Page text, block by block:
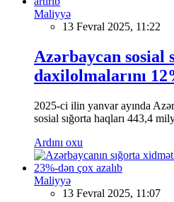
Maliyyə
13 Fevral 2025, 11:22
Azərbaycan sosial
daxilolmalarını
2025-ci ilin yanvar ayında
sosial sığorta haqları 443,4
Ardını oxu
Maliyyə
13 Fevral 2025, 11:07